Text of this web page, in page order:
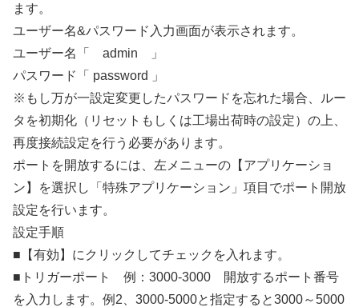
ます。
ユーザー名&パスワード入力画面が表示されます。
ユーザー名「 admin 」
パスワード「 password 」
※もし万が一設定変更したパスワードを忘れた場合、ルー
タを初期化（リセットもしくは工場出荷時の設定）の上、
再度接続設定を行う必要があります。
ポートを開放するには、左メニューの【アプリケーショ
ン】を選択し「特殊アプリケーション」項目でポート開放
設定を行います。
設定手順
■【有効】にクリックしてチェックを入れます。
■トリガーポート 例：3000-3000 開放するポート番号
を入力します。例2、3000-5000と指定すると3000～5000